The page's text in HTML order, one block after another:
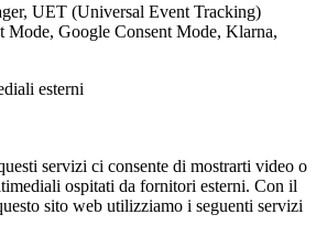
UET (Universal Event Tracking)
Mode, Google Consent Mode, Klarna,
esterni
servizi ci consente di mostrarti video o
ospitati da fornitori esterni. Con il
sito web utilizziamo i seguenti servizi